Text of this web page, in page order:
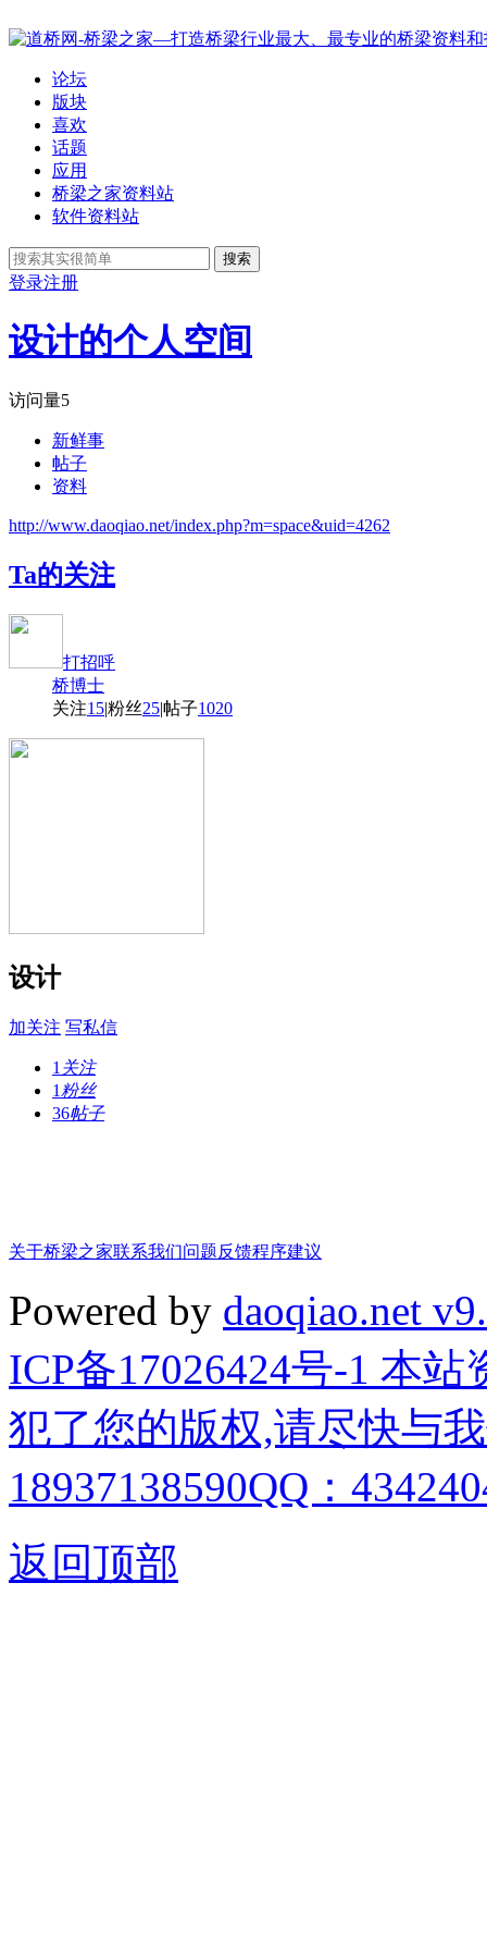
论坛
版块
喜欢
话题
应用
桥梁之家资料站
软件资料站
搜索
登录注册
设计的个人空间
访问量5
新鲜事
帖子
资料
http://www.daoqiao.net/index.php?m=space&uid=4262
Ta的关注
打招呼
桥博士
关注15|粉丝25|帖子1020
设计
加关注 写私信
1 关注
1 粉丝
36帖子
关于桥梁之家联系我们问题反馈程序建议
Powered by daoqiao.net
ICP备17026424号-1 本
犯了您的版权,请尽快与
18937138590QQ：
返回顶部